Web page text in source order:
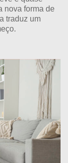
nova forma de
traduz um